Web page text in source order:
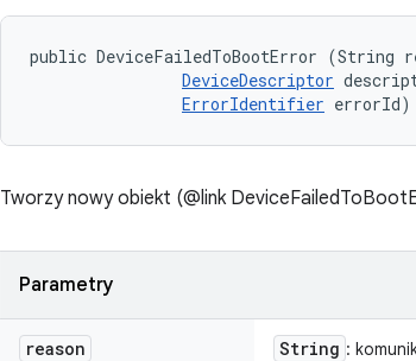
public DeviceFailedToBootError (String
DeviceDescriptor
ErrorIdentifier errorId)
Tworzy nowy obiekt (@link
Parametry
reason String :